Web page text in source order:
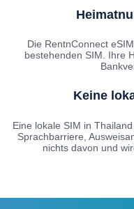
Die RentnConnect
bestehenden SIM. Ihre
Keine
Eine lokale SIM in
Sprachbarriere,
nichts davon und